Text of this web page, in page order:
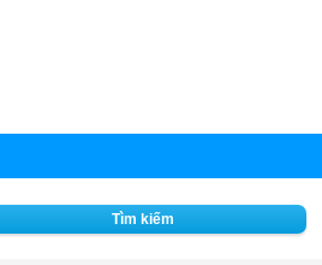
Tìm kiếm